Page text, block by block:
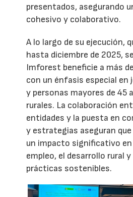
presentados, asegurando
cohesivo y colaborativo.
A lo largo de su ejecución,
hasta diciembre de 2025,
Imforest beneficie a más
con un énfasis especial en
y personas mayores de 45
rurales. La colaboración
entidades y la puesta en
y estrategias aseguran
un impacto significativo en
empleo, el desarrollo rural
prácticas sostenibles.